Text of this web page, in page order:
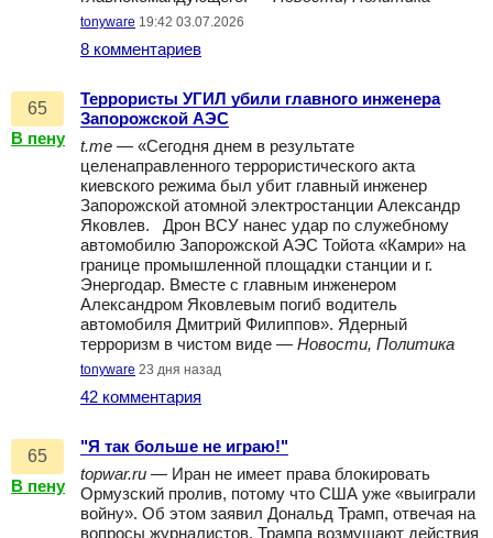
tonyware 19:42 03.07.2026
8 комментариев
65
В пену
Террористы УГИЛ убили главного инженера
Запорожской АЭС
t.me — «Сегодня днем в результате
целенаправленного террористического акта
киевского режима был убит главный инженер
Запорожской атомной электростанции Александр
Яковлев. Дрон ВСУ нанес удар по служебному
автомобилю Запорожской АЭС Тойота «Камри» на
границе промышленной площадки станции и г.
Энергодар. Вместе с главным инженером
Александром Яковлевым погиб водитель
автомобиля Дмитрий Филиппов». Ядерный
терроризм в чистом виде — Новости, Политика
tonyware 23 дня назад
42 комментария
65
В пену
"Я так больше не играю!"
topwar.ru — Иран не имеет права блокировать
Ормузский пролив, потому что США уже «выиграли
войну». Об этом заявил Дональд Трамп, отвечая на
вопросы журналистов. Трампа возмущают действия